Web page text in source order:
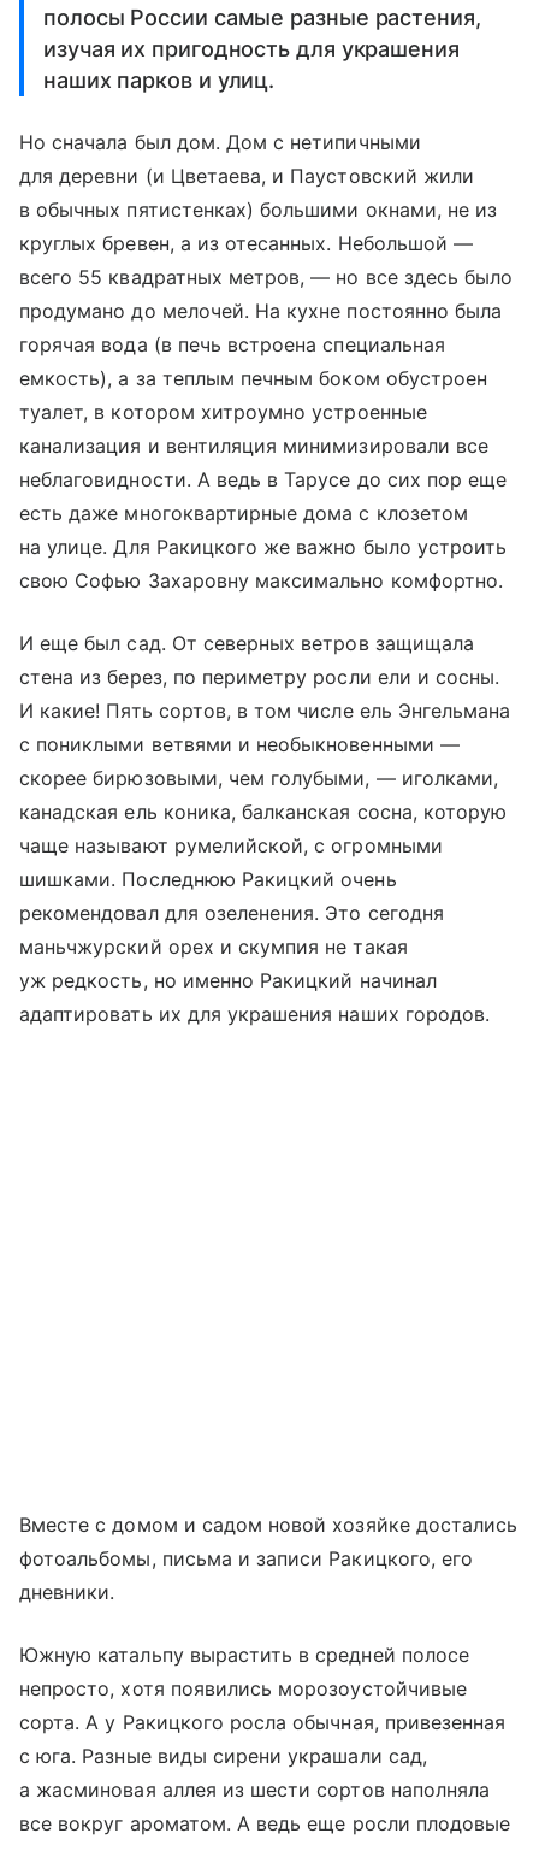
полосы России самые разные растения,
изучая их пригодность для украшения
наших парков и улиц.
Но сначала был дом. Дом с нетипичными
для деревни (и Цветаева, и Паустовский жили
в обычных пятистенках) большими окнами, не из
круглых бревен, а из отесанных. Небольшой —
всего 55 квадратных метров, — но все здесь было
продумано до мелочей. На кухне постоянно была
горячая вода (в печь встроена специальная
емкость), а за теплым печным боком обустроен
туалет, в котором хитроумно устроенные
канализация и вентиляция минимизировали все
неблаговидности. А ведь в Тарусе до сих пор еще
есть даже многоквартирные дома с клозетом
на улице. Для Ракицкого же важно было устроить
свою Софью Захаровну максимально комфортно.
И еще был сад. От северных ветров защищала
стена из берез, по периметру росли ели и сосны.
И какие! Пять сортов, в том числе ель Энгельмана
с пониклыми ветвями и необыкновенными —
скорее бирюзовыми, чем голубыми, — иголками,
канадская ель коника, балканская сосна, которую
чаще называют румелийской, с огромными
шишками. Последнюю Ракицкий очень
рекомендовал для озеленения. Это сегодня
маньчжурский орех и скумпия не такая
уж редкость, но именно Ракицкий начинал
адаптировать их для украшения наших городов.
Вместе с домом и садом новой хозяйке достались
фотоальбомы, письма и записи Ракицкого, его
дневники.
Южную катальпу вырастить в средней полосе
непросто, хотя появились морозоустойчивые
сорта. А у Ракицкого росла обычная, привезенная
с юга. Разные виды сирени украшали сад,
а жасминовая аллея из шести сортов наполняла
все вокруг ароматом. А ведь еще росли плодовые